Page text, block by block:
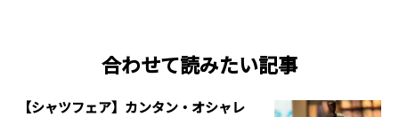
合わせて読みたい記事
【シャツフェア】カンタン・オシャレ